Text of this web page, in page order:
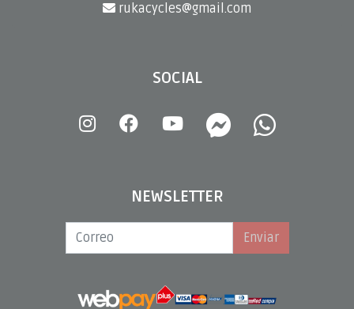
rukacycles@gmail.com
SOCIAL
NEWSLETTER
Enviar